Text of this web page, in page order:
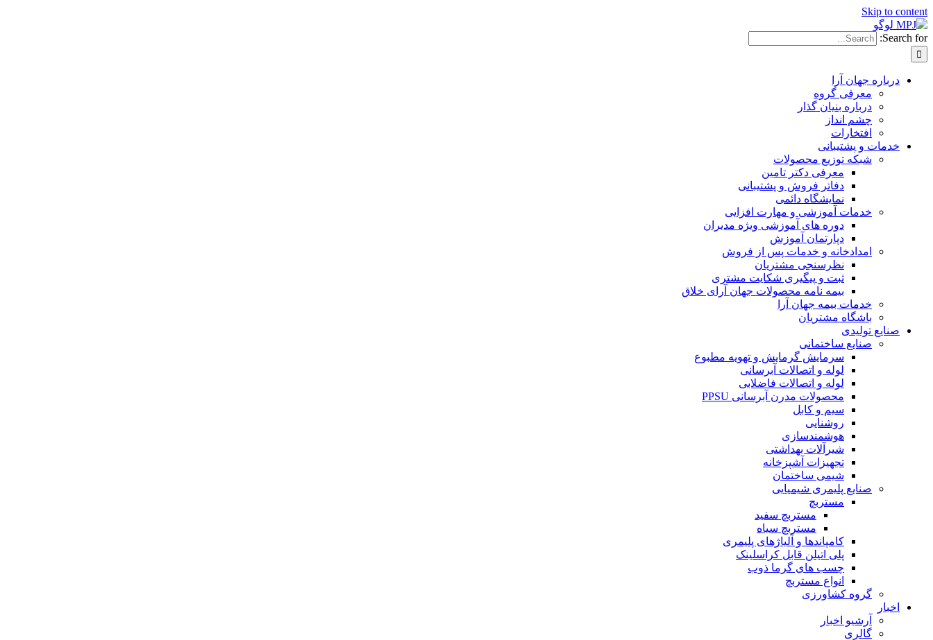
Skip to content
Search for:
درباره جهان آرا
معرفی گروه
درباره بنیان گذار
چشم انداز
افتخارات
خدمات و پشتیبانی
شبکه توزیع محصولات
معرفی دکتر تامین
دفاتر فروش و پشتیبانی
نمایشگاه دائمی
خدمات آموزشی و مهارت افزایی
دوره های آموزشی ویژه مدیران
دپارتمان آموزش
امدادخانه و خدمات پس از فروش
نظرسنجی مشتریان
ثبت و پیگیری شکایت مشتری
بیمه نامه محصولات جهان آرای خلاق
خدمات بیمه جهان آرا
باشگاه مشتریان
صنایع تولیدی
صنایع ساختمانی
سرمایش گرمایش و تهویه مطبوع
لوله و اتصالات آبرسانی
لوله و اتصالات فاضلابی
محصولات مدرن آبرسانی PPSU
سیم و کابل
روشنایی
هوشمندسازی
شیرآلات بهداشتی
تجهیزات آشپزخانه
شیمی ساختمان
صنایع پلیمری شیمیایی
مستربچ
مستربچ سفید
مستربچ سیاه
کامپاندها و آلیاژهای پلیمری
پلی اتیلن قابل کراسلینک
چسب های گرما ذوب
انواع مستربچ
گروه کشاورزی
اخبار
آرشیو اخبار
گالری